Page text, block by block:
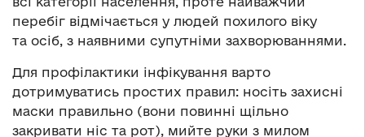
перебіг відмічається у людей похилого віку
та осіб, з наявними супутніми захворюваннями.
Для профілактики інфікування варто
дотримуватись простих правил: носіть захисні
маски правильно (вони повинні щільно
закривати ніс та рот), мийте руки з милом